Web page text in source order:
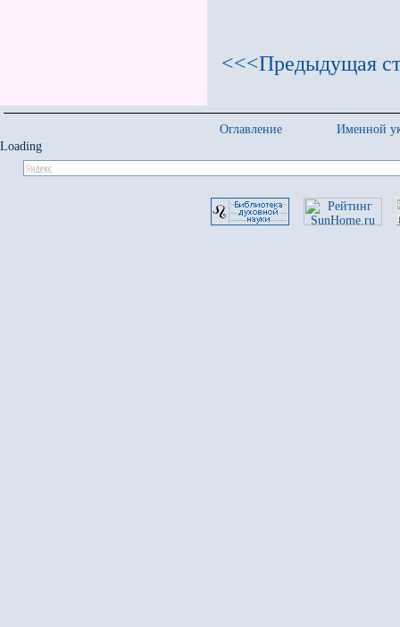
<<<Предыдущая
Оглавление
Именной
Loading